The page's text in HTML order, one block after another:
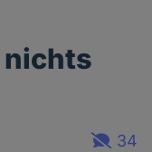
nichts
34